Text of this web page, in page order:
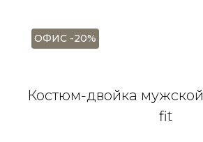
ОФИС -20%
Костюм-двойка
fit